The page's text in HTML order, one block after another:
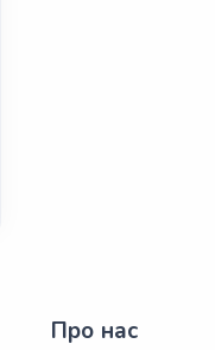
Про нас